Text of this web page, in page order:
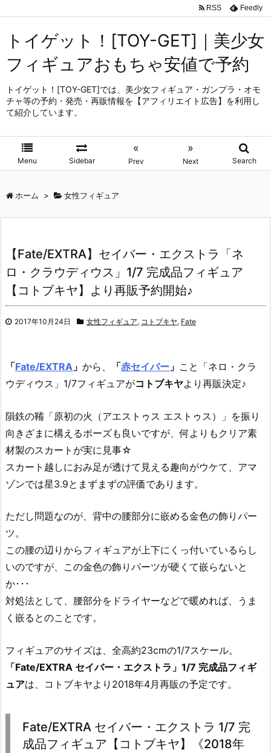
トイゲット！[TOY-GET]｜美少女
フィギュアおもちゃ安値で予約
トイゲット！[TOY-GET]では、美少女フィギュア・ガンプラ・オモ
チャ等の予約・発売・再販情報を【アフィリエイト広告】を利用し
て紹介しています。
Menu Sidebar
«
Prev
»
Next Search
RSS Feedly
ホーム > 女性フィギュア
【Fate/EXTRA】セイバー・エクストラ「ネ
ロ・クラウディウス」1/7 完成品フィギュア
【コトブキヤ】より再販予約開始♪
2017年10月24日 女性フィギュア, コトブキヤ, Fate
「Fate/EXTRA 」 から、 「赤セイバー 」 こと「ネロ・クラ
ウディウス」1/7フィギュアがコトブキヤより再販決定♪
隕鉄の鞴「原初の火（アエストゥス エストゥス）」を振り
向きざまに構えるポーズも良いですが、何よりもクリア素
材製のスカートが実に見事☆
スカート越しにおみ足が透けて見える趣向がウケて、アマ
ゾンでは星3.9とまずまずの評価であります。
ただし問題なのが、背中の腰部分に嵌める金色の飾りパー
ツ。
この腰の辺りからフィギュアが上下にくっ付いているらし
いのですが、この金色の飾りパーツが硬くて嵌らないと
か･･･
対処法として、腰部分をドライヤーなどで暖めれば、うま
く嵌るとのことです。
フィギュアのサイズは、全高約23cmの1/7スケール。
「Fate/EXTRA セイバー・エクストラ」1/7 完成品フィギ
ュアは、コトブキヤより2018年4月再販の予定です。
Fate/EXTRA セイバー・エクストラ 1/7 完
成品フィギュア【コトブキヤ】《2018年